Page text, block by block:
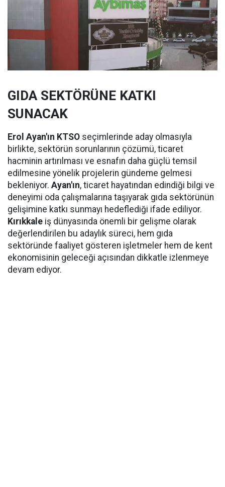
GIDA SEKTÖRÜNE KATKI
SUNACAK
Erol Ayan'ın KTSO seçimlerinde aday olmasıyla
birlikte, sektörün sorunlarının çözümü, ticaret
hacminin artırılması ve esnafın daha güçlü temsil
edilmesine yönelik projelerin gündeme gelmesi
bekleniyor. Ayan'ın, ticaret hayatından edindiği bilgi ve
deneyimi oda çalışmalarına taşıyarak gıda sektörünün
gelişimine katkı sunmayı hedeflediği ifade ediliyor.
Kırıkkale iş dünyasında önemli bir gelişme olarak
değerlendirilen bu adaylık süreci, hem gıda
sektöründe faaliyet gösteren işletmeler hem de kent
ekonomisinin geleceği açısından dikkatle izlenmeye
devam ediyor.